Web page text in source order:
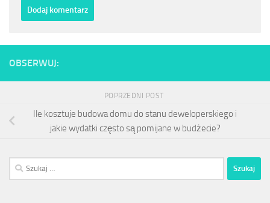
OBSERWUJ:
POPRZEDNI POST
Ile kosztuje budowa domu do stanu deweloperskiego i
jakie wydatki często są pomijane w budżecie?
Szukaj: